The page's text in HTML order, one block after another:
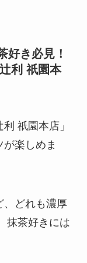
好き必見！
利 祇園本
祇園本店」
楽しめま
、どれも濃厚
抹茶好きには